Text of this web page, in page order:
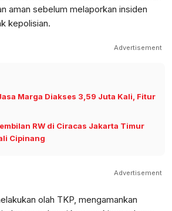
aman sebelum melaporkan insiden
kepolisian.
Advertisement
Marga Diakses 3,59 Juta Kali, Fitur
RW di Ciracas Jakarta Timur
Cipinang
Advertisement
olah TKP, mengamankan